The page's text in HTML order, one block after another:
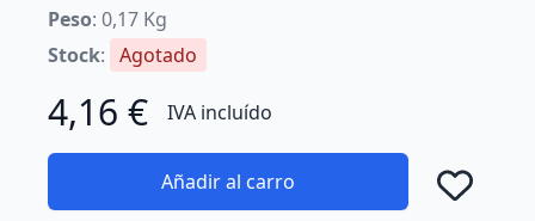
Peso: 0,17 Kg
Stock: Agotado
4,16 € IVA incluído
Añadir al carro